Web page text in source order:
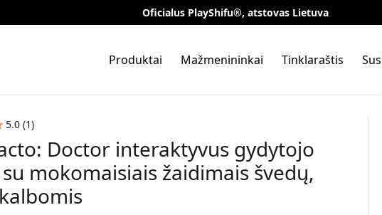
Oficialus PlayShifu®, atstovas Lietuva
Produktai Mažmenininkai Tinklaraštis
5.0 (1)
Doctor interaktyvus gydytojo
mokomaisiais žaidimais švedų,